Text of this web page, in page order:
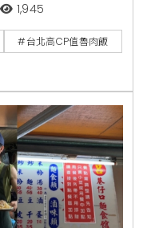
表示，在地美食的
這類具備高CP值且
的救星，更是數位
。
1,945
#台北高CP值魯肉飯